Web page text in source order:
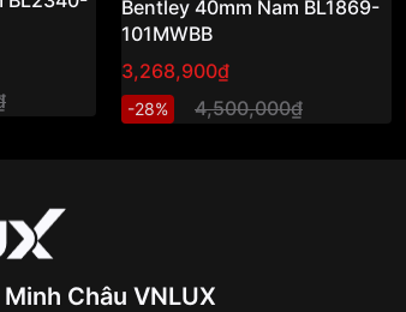
Bentley 40mm Nam BL1869-
101MWBB
3,268,900₫
-28% 4,500,000₫
Châu VNLUX